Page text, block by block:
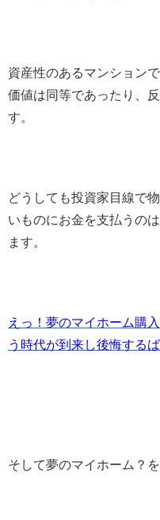
資産性のあるマンション
価値は同等であったり、
す。
どうしても投資家目線で
いものにお金を支払うの
ます。
えっ！夢のマイホーム購
う時代が到来し後悔する
そして夢のマイホーム？